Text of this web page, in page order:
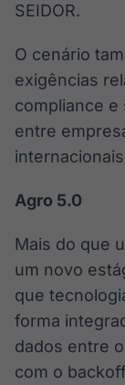
SEIDOR.
O cenário
exigências
compliance e
entre
Agro 5.0
Mais do que
um novo
que
forma
dados entre
com o